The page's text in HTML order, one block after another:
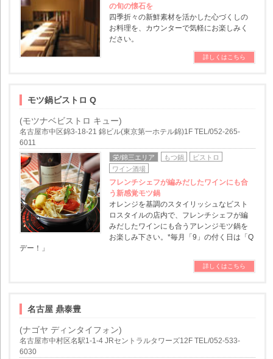
の旬の懐石を
四季折々の新鮮素材を活かした心づくしの
お料理を、カウンターで気軽にお楽しみく
ださい。
詳しくはこちら
モツ鍋ビストロ Q
(モツナベビストロ キュー)
名古屋市中区錦3-18-21 錦ビル(東京第一ホテル錦)1F TEL/052-265-
6011
栄/錦三エリア もつ鍋
ビストロ
ワイン酒場
フレンチシェフが編みだしたワインにも合
う新感覚モツ鍋
オレンジを基調のスタイリッシュなビスト
ロスタイルの店内で、フレンチシェフが編
みだしたワインにも合うアレンジモツ鍋を
お楽しみ下さい。*毎月「9」の付く日は「Q
デー！」
詳しくはこちら
名古屋 鼎泰豊
(ナゴヤ ディンタイフォン)
名古屋市中村区名駅1-1-4 JRセントラルタワーズ12F TEL/052-533-
6030